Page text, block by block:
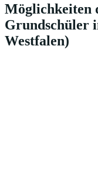
Möglichkeiten
Grundschüler
Westfalen)